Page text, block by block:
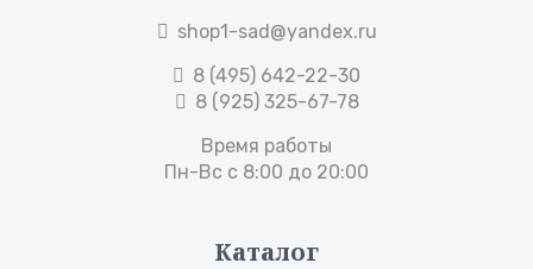
shop1-sad@yandex.ru
8 (495) 642-22-30
8 (925) 325-67-78
Время работы
Пн-Вс с 8:00 до 20:00
Каталог